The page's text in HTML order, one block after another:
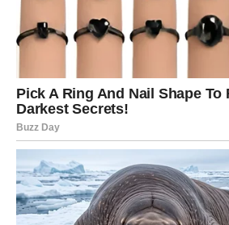
Vaša ustrajnost, strpljenje i trud
rezultate kakve dugo priželjkujete.
LJUBAV – STIŽU
ĆE VAS IZNENADITI
Kada je ljubav u pitanju, pred vama
nego ranije.
Ako ste slobodne, moguće je